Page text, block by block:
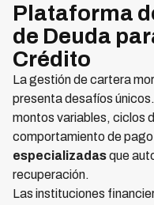
Plataforma
de Deuda
Crédito
La gestión de cartera
presenta desafíos
montos variables, ciclos
comportamiento de
especializadasque
recuperación.
Las instituciones